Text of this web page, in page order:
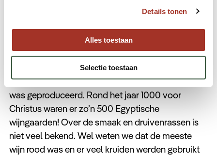
Details tonen
Alles toestaan
Selectie toestaan
Lang geleden liepen de Egyptenaren voorop met
de kwaliteit van hun wijnbouw. De Oude Grieken
konden er ook wat van, maar voor een goed feest
lieten ze toch liever wijn brengen die langs de Nijl
was geproduceerd. Rond het jaar 1000 voor
Christus waren er zo’n 500 Egyptische
wijngaarden! Over de smaak en druivenrassen is
niet veel bekend. Wel weten we dat de meeste
wijn rood was en er veel kruiden werden gebruikt